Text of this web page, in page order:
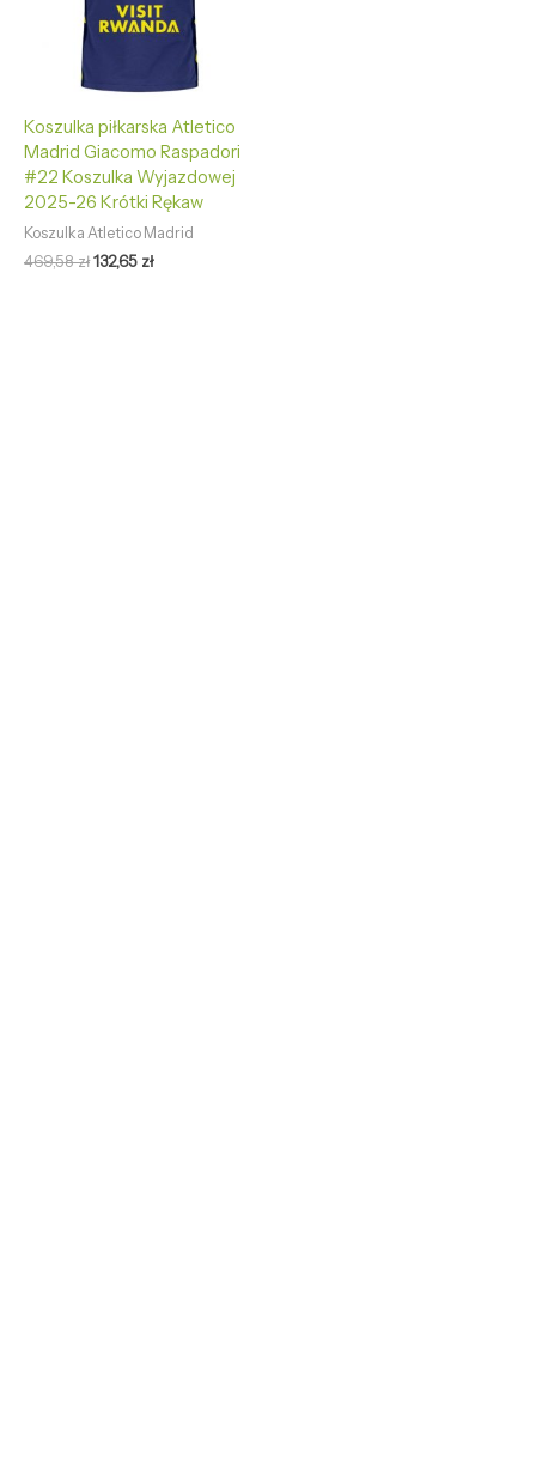
Koszulka piłkarska Atletico
Madrid Giacomo Raspadori
#22 Koszulka Wyjazdowej
2025-26 Krótki Rękaw
Koszulka Atletico Madrid
469,58zł132,65 zł